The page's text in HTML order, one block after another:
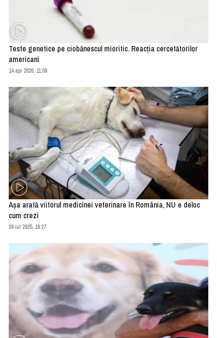
Teste genetice pe ciobănescul mioritic. Reacţia cercetătorilor
americani
14 apr 2026, 11:09
Așa arată viitorul medicinei veterinare în România, NU e deloc
cum crezi
29 iul 2025, 16:27